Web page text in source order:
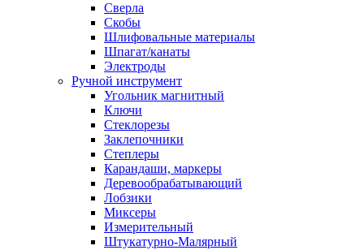
Сверла
Скобы
Шлифовальные материалы
Шпагат/канаты
Электроды
Ручной инструмент
Угольник магнитный
Ключи
Стеклорезы
Заклепочники
Степлеры
Карандаши, маркеры
Деревообрабатывающий
Лобзики
Миксеры
Измерительный
Штукатурно-Малярный